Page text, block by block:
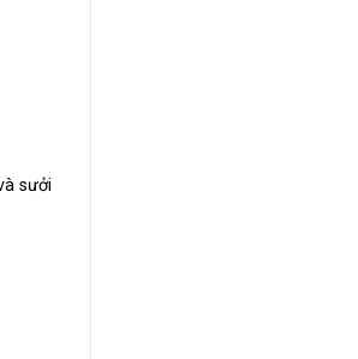
sưởi